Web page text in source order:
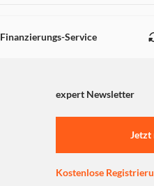
Finanzierungs-Service
expert Newsletter
Jetzt
Kostenlose